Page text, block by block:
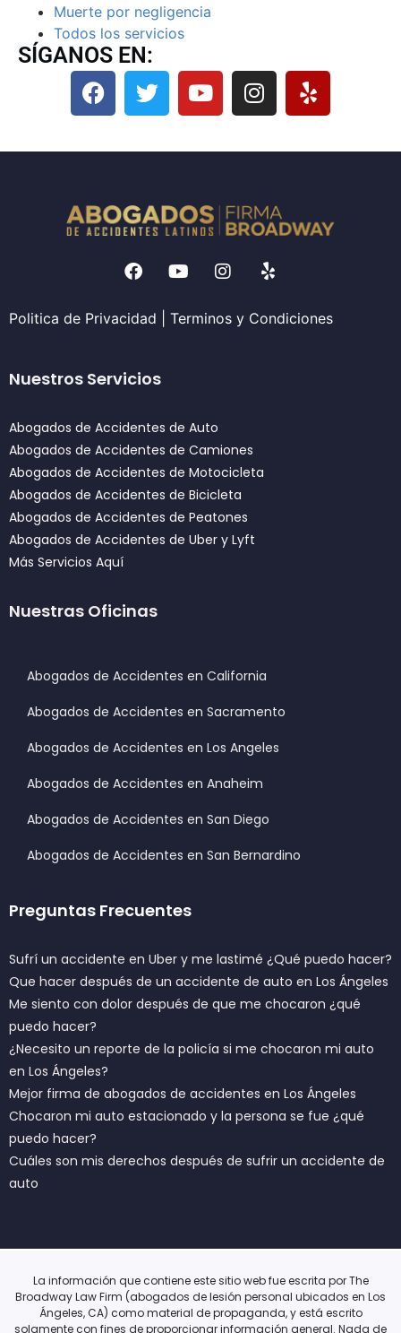
Muerte por negligencia
Todos los servicios
SÍGANOS EN:
Politica de Privacidad Terminos y Condiciones
Nuestros Servicios
Abogados de Accidentes de Auto
Abogados de Accidentes de Camiones
Abogados de Accidentes de Motocicleta
Abogados de Accidentes de Bicicleta
Abogados de Accidentes de Peatones
Abogados de Accidentes de Uber y Lyft
Más Servicios Aquí
Nuestras Oficinas
Abogados de Accidentes en California
Abogados de Accidentes en Sacramento
Abogados de Accidentes en Los Angeles
Abogados de Accidentes en Anaheim
Abogados de Accidentes en San Diego
Abogados de Accidentes en San Bernardino
Preguntas Frecuentes
Sufrí un accidente en Uber y me lastimé ¿Qué puedo hacer?
Que hacer después de un accidente de auto en Los Ángeles
Me siento con dolor después de que me chocaron ¿qué
puedo hacer?
¿Necesito un reporte de la policía si me chocaron mi auto
en Los Ángeles?
Mejor firma de abogados de accidentes en Los Ángeles
Chocaron mi auto estacionado y la persona se fue ¿qué
puedo hacer?
Cuáles son mis derechos después de sufrir un accidente de
auto
La información que contiene este sitio web fue escrita por The
Broadway Law Firm (abogados de lesión personal ubicados en Los
Ángeles, CA) como material de propaganda, y está escrito
solamente con fines de proporcionar información general. Nada de